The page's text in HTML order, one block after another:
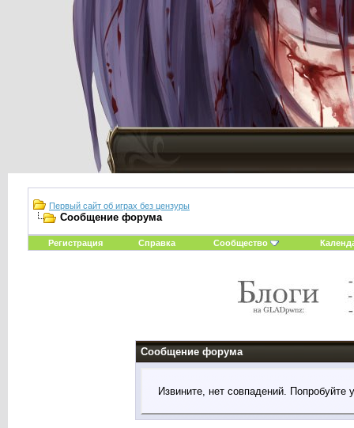
Первый сайт об играх без цензуры
Сообщение форума
Регистрация Справка Сообщество
Сообщение форума
Извините, нет совпадений. Попробуйте